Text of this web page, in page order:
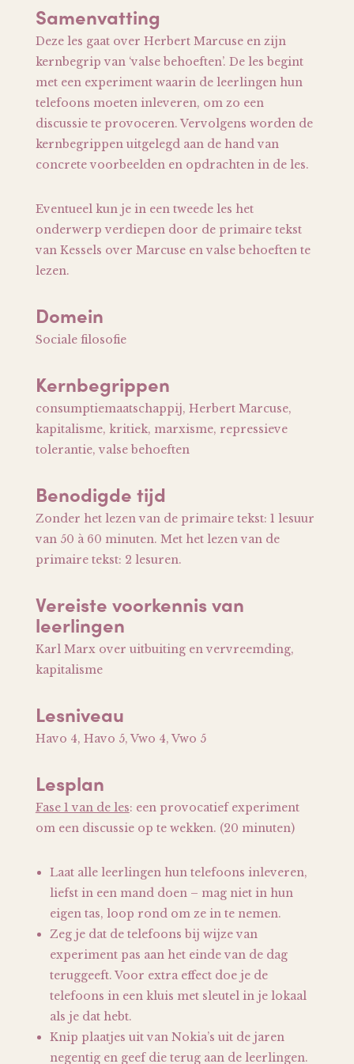
Samenvatting
Deze les gaat over Herbert Marcuse en zijn
kernbegrip van ‘valse behoeften’. De les begint
met een experiment waarin de leerlingen hun
telefoons moeten inleveren, om zo een
discussie te provoceren. Vervolgens worden de
kernbegrippen uitgelegd aan de hand van
concrete voorbeelden en opdrachten in de les.
Eventueel kun je in een tweede les het
onderwerp verdiepen door de primaire tekst
van Kessels over Marcuse en valse behoeften te
lezen.
Domein
Sociale filosofie
Kernbegrippen
consumptiemaatschappij, Herbert Marcuse,
kapitalisme, kritiek, marxisme, repressieve
tolerantie, valse behoeften
Benodigde tijd
Zonder het lezen van de primaire tekst: 1 lesuur
van 50 à 60 minuten. Met het lezen van de
primaire tekst: 2 lesuren.
Vereiste voorkennis van
leerlingen
Karl Marx over uitbuiting en vervreemding,
kapitalisme
Lesniveau
Havo 4, Havo 5, Vwo 4, Vwo 5
Lesplan
Fase 1 van de les: een provocatief experiment
om een discussie op te wekken. (20 minuten)
Laat alle leerlingen hun telefoons inleveren,
liefst in een mand doen – mag niet in hun
eigen tas, loop rond om ze in te nemen.
Zeg je dat de telefoons bij wijze van
experiment pas aan het einde van de dag
teruggeeft. Voor extra effect doe je de
telefoons in een kluis met sleutel in je lokaal
als je dat hebt.
Knip plaatjes uit van Nokia’s uit de jaren
negentig en geef die terug aan de leerlingen.